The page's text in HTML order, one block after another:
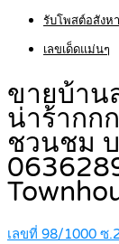
รับโพสต์อสังหา
เลขเด็ดแม่นๆ
ขายบ้าน
น่าร้ากก
ชวนชม
เลขที่ 98/1000 ซ